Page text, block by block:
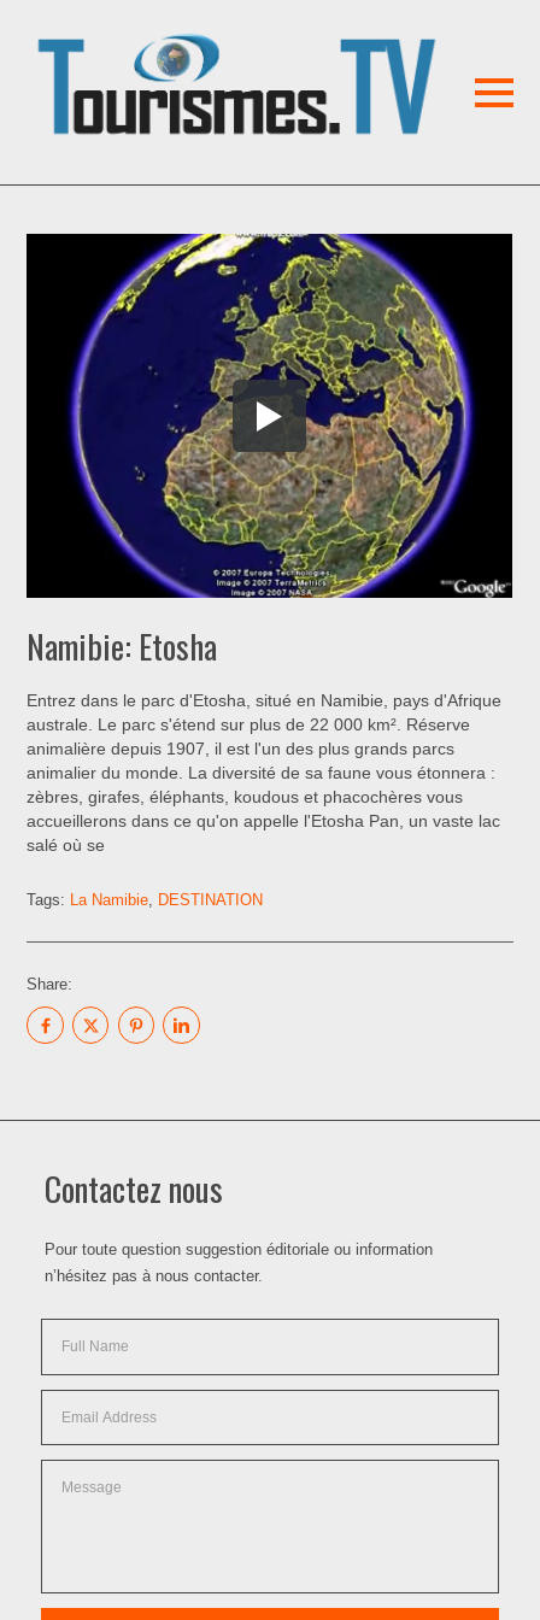
Namibie: Etosha
Entrez dans le parc d'Etosha, situé en Namibie, pays d'Afrique
australe. Le parc s'étend sur plus de 22 000 km². Réserve
animalière depuis 1907, il est l'un des plus grands parcs
animalier du monde. La diversité de sa faune vous étonnera :
zèbres, girafes, éléphants, koudous et phacochères vous
accueillerons dans ce qu'on appelle l'Etosha Pan, un vaste lac
salé où se
Tags: La Namibie, DESTINATION
Share:
Contactez nous
Pour toute question suggestion éditoriale ou information
n’hésitez pas à nous contacter.